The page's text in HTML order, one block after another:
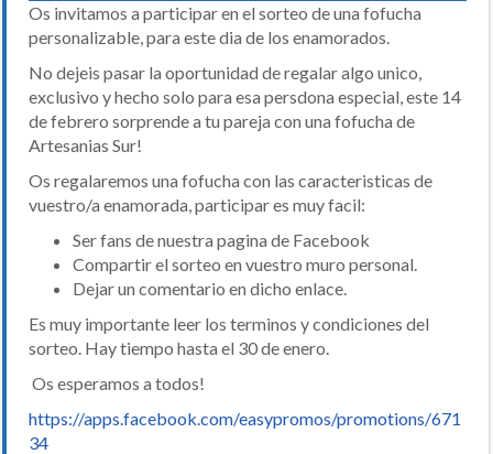
Os invitamos a participar en el sorteo de una fofucha
personalizable, para este dia de los enamorados.
No dejeis pasar la oportunidad de regalar algo unico,
exclusivo y hecho solo para esa persdona especial, este 14
de febrero sorprende a tu pareja con una fofucha de
Artesanias Sur!
Os regalaremos una fofucha con las caracteristicas de
vuestro/a enamorada, participar es muy facil:
Ser fans de nuestra pagina de Facebook
Compartir el sorteo en vuestro muro personal.
Dejar un comentario en dicho enlace.
Es muy importante leer los terminos y condiciones del
sorteo. Hay tiempo hasta el 30 de enero.
Os esperamos a todos!
https://apps.facebook.com/easypromos/promotions/671
34